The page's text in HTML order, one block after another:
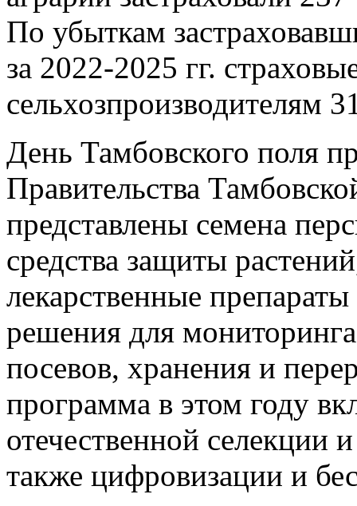
По убыткам
за 2022-2025 гг.
сельхозпроизводителям
День Тамбовского поля
Правительства
представлены семена
средства защиты
лекарственные
решения для
посевов, хранения и
программа в этом году
отечественной селекции
также цифровизации и